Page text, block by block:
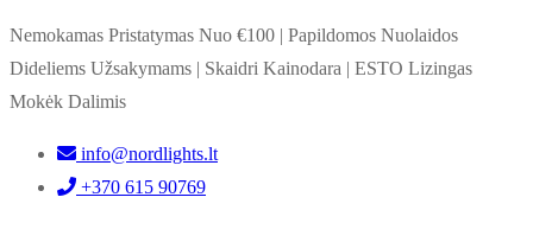
Nemokamas Pristatymas Nuo €100 | Papildomos Nuolaidos
Dideliems Užsakymams | Skaidri Kainodara | ESTO Lizingas
Mokėk Dalimis
info@nordlights.lt
+370 615 90769